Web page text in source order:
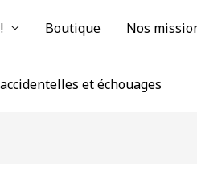
Boutique Nos
et échouages